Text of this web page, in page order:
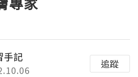
手記
追蹤